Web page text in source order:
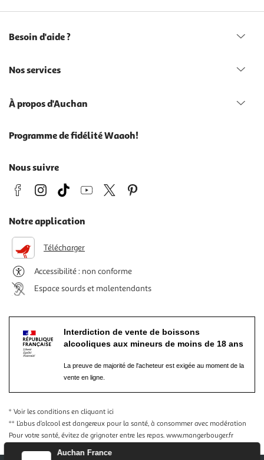
Auchan France
Besoin d'aide ?
Nos services
À propos d'Auchan
Programme de fidélité Waaoh!
Nous suivre
Notre application
Télécharger
Accessibilité : non conforme
Espace sourds et malentendants
Interdiction de vente de boissons
alcooliques aux mineurs de moins de 18 ans
La preuve de majorité de l'acheteur est exigée au moment de la
vente en ligne.
* Voir les conditions en cliquant ici
** L’abus d’alcool est dangereux pour la santé, à consommer avec modération
Pour votre santé, évitez de grignoter entre les repas. www.mangerbouger.fr